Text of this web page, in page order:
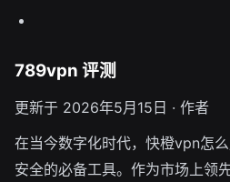
789vpn 评测
更新于 2026年5月15日 · 作者
在当今数字化时代，快橙vpn怎
安全的必备工具。作为市场上领